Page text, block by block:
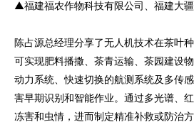
▲福建福农作物科技有限公司、福建大
陈占源总经理分享了无人机技术在茶叶
可实现肥料播撒、茶青运输、茶园建设
动力系统、快速切换的航测系统及多传
害早期识别和智能作业。通过多光谱、
冻害和虫情，进而制定精准补救或防治